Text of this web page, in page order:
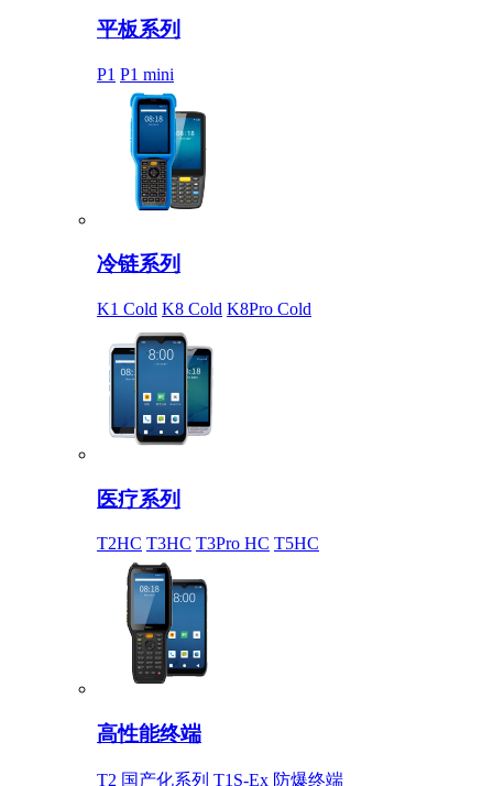
平板系列
P1 P1 mini
冷链系列
K1 Cold K8 Cold K8Pro Cold
医疗系列
T2HC T3HC T3Pro HC T5HC
高性能终端
T2 国产化系列 T1S-Ex 防爆终端